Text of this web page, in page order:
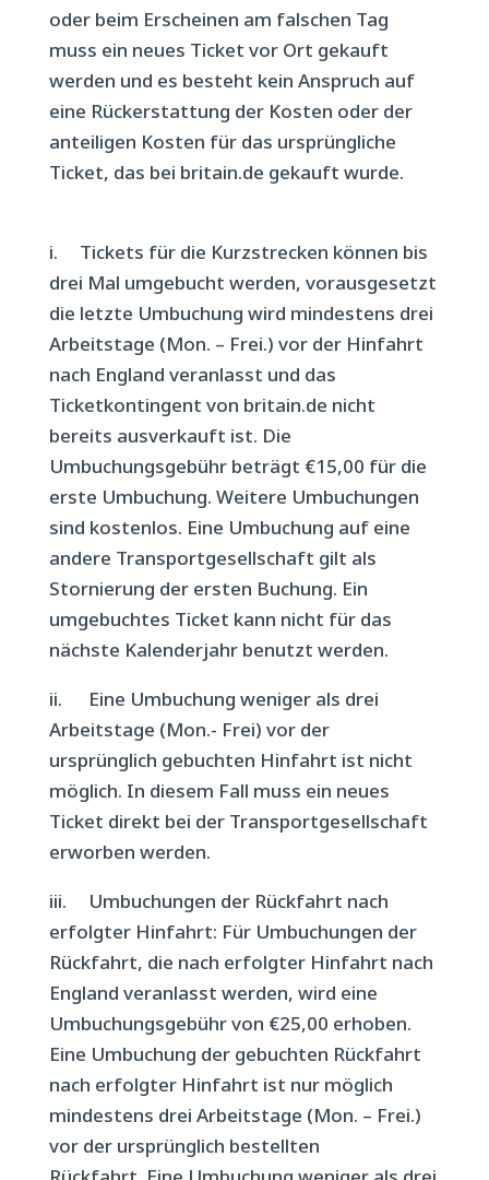
oder beim Erscheinen am falschen Tag
muss ein neues Ticket vor Ort gekauft
werden und es besteht kein Anspruch auf
eine Rückerstattung der Kosten oder der
anteiligen Kosten für das ursprüngliche
Ticket, das bei britain.de gekauft wurde.
i. Tickets für die Kurzstrecken können bis
drei Mal umgebucht werden, vorausgesetzt
die letzte Umbuchung wird mindestens drei
Arbeitstage (Mon. – Frei.) vor der Hinfahrt
nach England veranlasst und das
Ticketkontingent von britain.de nicht
bereits ausverkauft ist. Die
Umbuchungsgebühr beträgt €15,00 für die
erste Umbuchung. Weitere Umbuchungen
sind kostenlos. Eine Umbuchung auf eine
andere Transportgesellschaft gilt als
Stornierung der ersten Buchung. Ein
umgebuchtes Ticket kann nicht für das
nächste Kalenderjahr benutzt werden.
ii. Eine Umbuchung weniger als drei
Arbeitstage (Mon.- Frei) vor der
ursprünglich gebuchten Hinfahrt ist nicht
möglich. In diesem Fall muss ein neues
Ticket direkt bei der Transportgesellschaft
erworben werden.
iii. Umbuchungen der Rückfahrt nach
erfolgter Hinfahrt: Für Umbuchungen der
Rückfahrt, die nach erfolgter Hinfahrt nach
England veranlasst werden, wird eine
Umbuchungsgebühr von €25,00 erhoben.
Eine Umbuchung der gebuchten Rückfahrt
nach erfolgter Hinfahrt ist nur möglich
mindestens drei Arbeitstage (Mon. – Frei.)
vor der ursprünglich bestellten